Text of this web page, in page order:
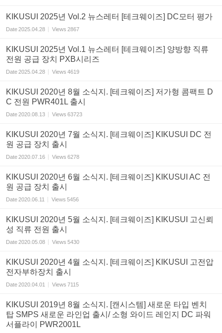
KIKUSUI 2025년 Vol.2 뉴스레터 [테크웨이즈] DC모터 평가
Date2025.04.28 Views 2867
KIKUSUI 2025년 Vol.1 뉴스레터 [테크웨이즈] 양방향 직류
전원 공급 장치 PXB시리즈
Date2025.04.28 Views 4619
KIKUSUI 2020년 8월 소식지. [테크웨이즈] 저가형 콤팩트 D
C 전원 PWR401L 출시
Date2020.08.13 Views 63723
KIKUSUI 2020년 7월 소식지. [테크웨이즈] KIKUSUI DC 전
원 공급 장치 출시
Date2020.07.16 Views 6278
KIKUSUI 2020년 6월 소식지. [테크웨이즈] KIKUSUI AC 전
원 공급 장치 출시
Date2020.06.11 Views 5456
KIKUSUI 2020년 5월 소식지. [테크웨이즈] KIKUSUI 고신뢰
성 직류 전원 출시
Date2020.05.08 Views 5430
KIKUSUI 2020년 4월 소식지. [테크웨이즈] KIKUSUI 고전압
전자부하장치 출시
Date2020.04.01 Views 7115
KIKUSUI 2019년 8월 소식지. [캔시스템] 새로운 타입 벤치
탑 SMPS 새로운 라인업 출시/ 소형 와이드 레인지 DC 파워
서플라이 PWR2001L